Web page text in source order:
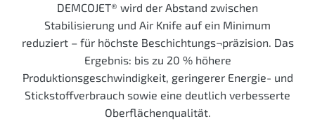
DEMCOJET® wird der Abstand zwischen
Stabilisierung und Air Knife auf ein Minimum
reduziert – für höchste Beschichtungs¬präzision. Das
Ergebnis: bis zu 20 % höhere
Produktionsgeschwindigkeit, geringerer Energie- und
Stickstoffverbrauch sowie eine deutlich verbesserte
Oberflächenqualität.